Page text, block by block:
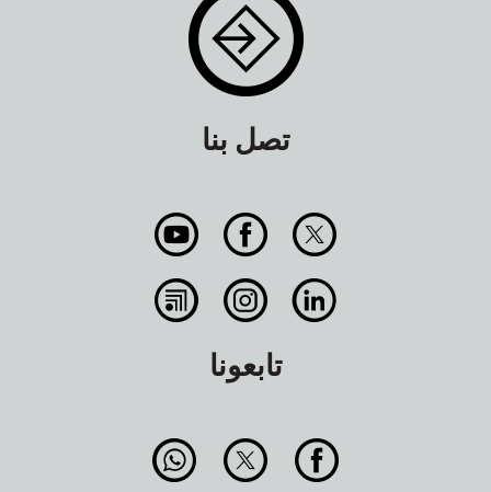
تصل بنا
تابعونا